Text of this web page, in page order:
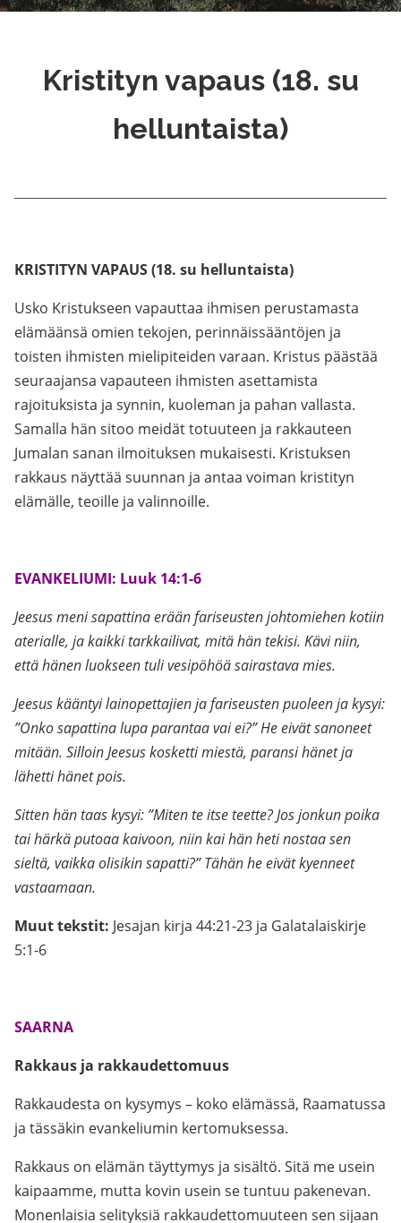
Kristityn vapaus (18. su
helluntaista)
KRISTITYN VAPAUS (18. su helluntaista)
Usko Kristukseen vapauttaa ihmisen perustamasta
elämäänsä omien tekojen, perinnäissääntöjen ja
toisten ihmisten mielipiteiden varaan. Kristus päästää
seuraajansa vapauteen ihmisten asettamista
rajoituksista ja synnin, kuoleman ja pahan vallasta.
Samalla hän sitoo meidät totuuteen ja rakkauteen
Jumalan sanan ilmoituksen mukaisesti. Kristuksen
rakkaus näyttää suunnan ja antaa voiman kristityn
elämälle, teoille ja valinnoille.
EVANKELIUMI: Luuk 14:1-6
Jeesus meni sapattina erään fariseusten johtomiehen kotiin
aterialle, ja kaikki tarkkailivat, mitähän tekisi. Kävi niin,
että hänen luokseen tuli vesipöhöä sairastava mies.
Jeesus kääntyi lainopettajien ja fariseusten puoleen ja kysyi:
”Onko sapattina lupa parantaa vai ei?” He eivät sanoneet
mitään. Silloin Jeesus kosketti miestä, paransi hänet ja
lähetti hänet pois.
Sitten hän taas kysyi: ”Miten te itse teette? Jos jonkun poika
tai härkä putoaa kaivoon, niin kai hän heti nostaa sen
sieltä, vaikka olisikin sapatti?” Tähän he eivät kyenneet
vastaamaan.
Muut tekstit: Jesajan kirja 44:21-23 ja Galatalaiskirje
5:1-6
SAARNA
Rakkaus ja rakkaudettomuus
Rakkaudesta on kysymys – koko elämässä, Raamatussa
ja tässäkin evankeliumin kertomuksessa.
Rakkaus on elämän täyttymys ja sisältö. Sitä me usein
kaipaamme, mutta kovin usein se tuntuu pakenevan.
Monenlaisia selityksiä rakkaudettomuuteen sen sijaan